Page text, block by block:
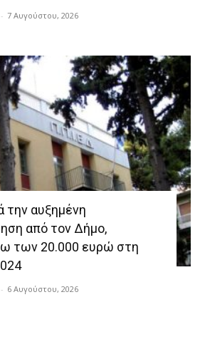
- 7 Αυγούστου, 2026
την αυξημένη
από τον Δήμο,
των 20.000 ευρώ στη
- 6 Αυγούστου, 2026